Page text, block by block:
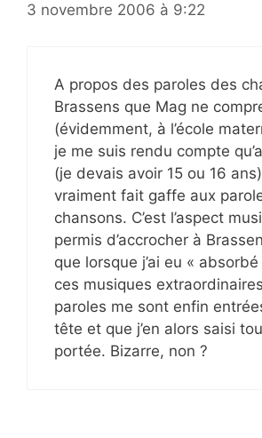
3 novembre 2006 à 9:22
A propos des paroles des
Brassens que Mag ne
(évidemment, à l’école
je me suis rendu compte
(je devais avoir 15 ou 16
vraiment fait gaffe aux
chansons. C’est l’aspect
permis d’accrocher à
que lorsque j’ai eu «
ces musiques
paroles me sont enfin
tête et que j’en alors saisi
portée. Bizarre, non ?